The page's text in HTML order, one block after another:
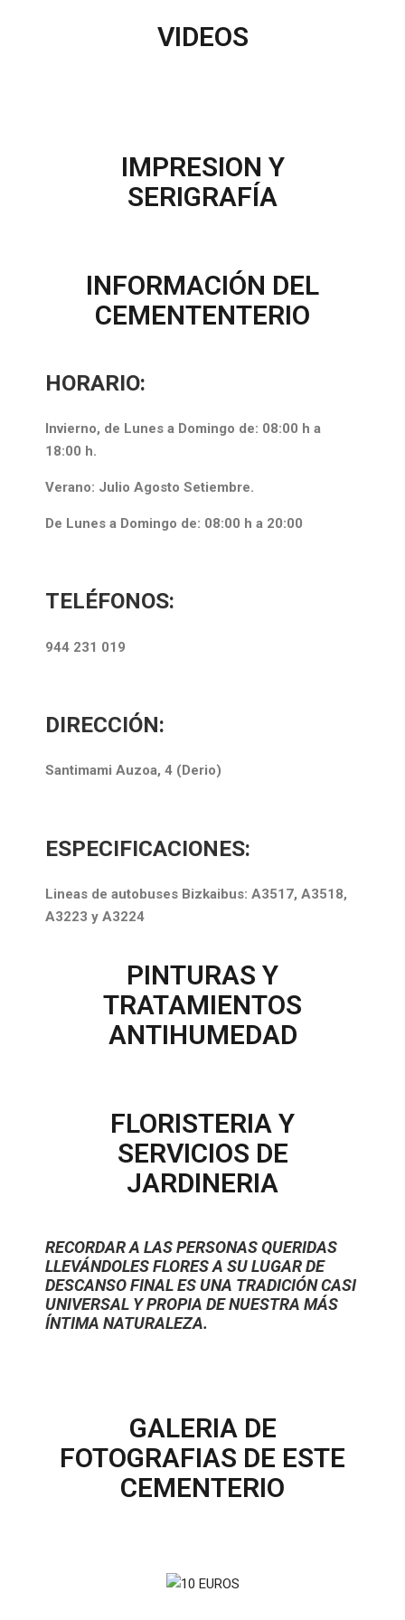
VIDEOS
IMPRESION Y
SERIGRAFÍA
INFORMACIÓN DEL
CEMENTENTERIO
HORARIO:
Invierno, de Lunes a Domingo de: 08:00 h a
18:00 h.
Verano: Julio Agosto Setiembre.
De Lunes a Domingo de: 08:00 h a 20:00
TELÉFONOS:
944 231 019
DIRECCIÓN:
Santimami Auzoa, 4 (Derio)
ESPECIFICACIONES:
Lineas de autobuses Bizkaibus: A3517, A3518,
A3223 y A3224
PINTURAS Y
TRATAMIENTOS
ANTIHUMEDAD
FLORISTERIA Y
SERVICIOS DE
JARDINERIA
RECORDAR A LAS PERSONAS QUERIDAS
LLEVÁNDOLES FLORES A SU LUGAR DE
DESCANSO FINAL ES UNA TRADICIÓN CASI
UNIVERSAL Y PROPIA DE NUESTRA MÁS
ÍNTIMA NATURALEZA.
GALERIA DE
FOTOGRAFIAS DE ESTE
CEMENTERIO